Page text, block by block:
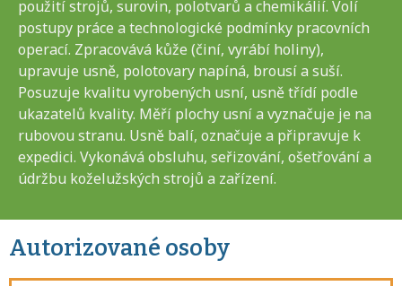
použití strojů, surovin, polotvarů a chemikálií. Volí
postupy práce a technologické podmínky pracovních
operací. Zpracovává kůže (činí, vyrábí holiny),
upravuje usně, polotovary napíná, brousí a suší.
Posuzuje kvalitu vyrobených usní, usně třídí podle
ukazatelů kvality. Měří plochy usní a vyznačuje je na
rubovou stranu. Usně balí, označuje a připravuje k
expedici. Vykonává obsluhu, seřizování, ošetřování a
údržbu koželužských strojů a zařízení.
Autorizované osoby